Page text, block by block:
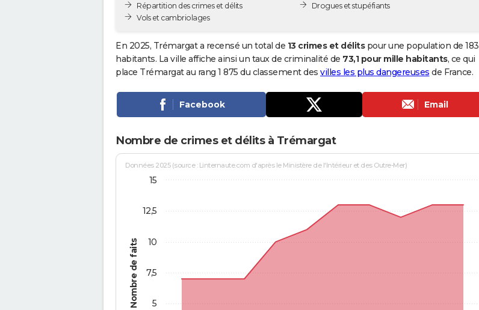
Répartition des crimes et délits
Vols et cambriolages
Drogues et stupéfiants
En 2025, Trémargat a recensé un total de 13 crimes et délitspour une population de 183
habitants. La ville affiche ainsi un taux de criminalité de 73,1 pour mille habitants, ce qui
place Trémargat au rang 1 875 du classement des villes les plus dangereuses de France.
Facebook Email
Nombre de crimes et délits à Trémargat
Nombre de faits
Données 2025 (source : Linternaute.com d'après le Ministère de l'Intérieur et des Outre-Mer)
5
7,5
10
12,5
15